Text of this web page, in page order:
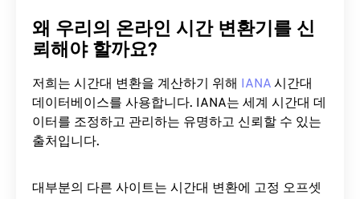
왜 우리의 온라인 시간 변환기를 신
뢰해야 할까요?
저희는 시간대 변환을 계산하기 위해 IANA 시간대
데이터베이스를 사용합니다. IANA는 세계 시간대 데
이터를 조정하고 관리하는 유명하고 신뢰할 수 있는
출처입니다.
대부분의 다른 사이트는 시간대 변환에 ​​고정 오프셋